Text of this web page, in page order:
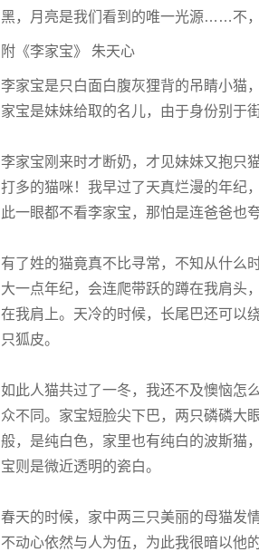
黑，月亮是我们看到的唯一光源……不
附《李家宝》 朱天心
李家宝是只白面白腹灰狸背的吊睛小猫
家宝是妹妹给取的名儿，由于身份别于
李家宝刚来时才断奶，才见妹妹又抱只
打多的猫咪！我早过了天真烂漫的年纪
此一眼都不看李家宝，那怕是连爸爸也
有了姓的猫竟真不比寻常，不知从什么
大一点年纪，会连爬带跃的蹲在我肩头
在我肩上。天冷的时候，长尾巴还可以
只狐皮。
如此人猫共过了一冬，我还不及懊恼怎
众不同。家宝短脸尖下巴，两只磷磷大
般，是纯白色，家里也有纯白的波斯猫
宝则是微近透明的瓷白。
春天的时候，家中两三只美丽的母猫发
不动心依然与人为伍，为此我很暗以他